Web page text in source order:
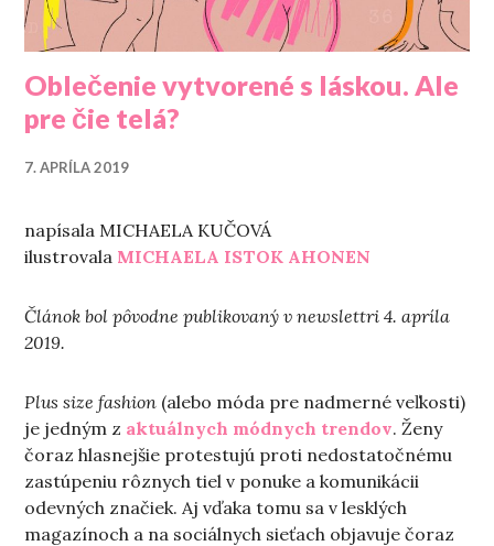
Oblečenie vytvorené s láskou. Ale
pre čie telá?
7. APRÍLA 2019
napísala MICHAELA KUČOVÁ
ilustrovala MICHAELA ISTOK AHONEN
Článok bol pôvodne publikovaný v newslettri 4. apríla
2019.
Plus size fashion (alebo móda pre nadmerné veľkosti)
je jedným z aktuálnych módnych trendov. Ženy
čoraz hlasnejšie protestujú proti nedostatočnému
zastúpeniu rôznych tiel v ponuke a komunikácii
odevných značiek. Aj vďaka tomu sa v lesklých
magazínoch a na sociálnych sieťach objavuje čoraz